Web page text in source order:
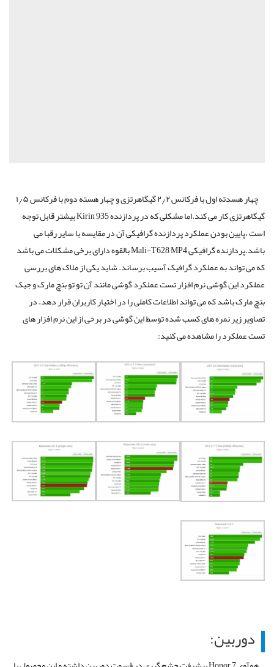
چهار هسدته اول با فرکانس ۲٫۲ گیگاهرتزی و چهار هسته دوم با فرکانس ۱٫۵
گیگاهرتزی کار می کند.اما مشکلی که در پردازنده Kirin 935 بیشتر قابل توجه
است ،پایین بودن عملکرد پردازنده گرافیکی آن در مقایسه با سایر رقبا می
باشد.پردازنده گرافیکی Mali-T628 MP4 بالقوه دارای برخی مشکلات می باشد
که می تواند به عملکرد گرافیک آسیب برساند. شاید یکی از ملاک های بررسی
عملکرد این گوشی نرم افزار تست عملکرد گوشی مانند آن تو تو بنچ مارک و جیک
بنچ مارک باشد که می تواند اطلاعات کاملی را در اختیار کاربران قرار دهد. در
تصاویر زیر نمره های کسب شده توسط این گوشی در برخی از این نرم افزار های
تست عملکرد را مشاهده می کنید:
دوربین: